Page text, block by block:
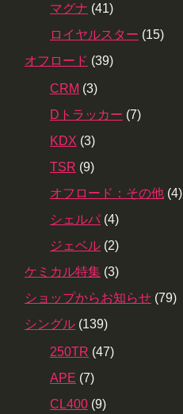
マグナ (41)
ロイヤルスター (15)
オフロード (39)
CRM (3)
Dトラッカー (7)
KDX (3)
TSR (9)
オフロード：その他 (4)
シェルパ (4)
ジェベル (2)
ケミカル特集 (3)
ショップからお知らせ (79)
シングル (139)
250TR (47)
APE (7)
CL400 (9)